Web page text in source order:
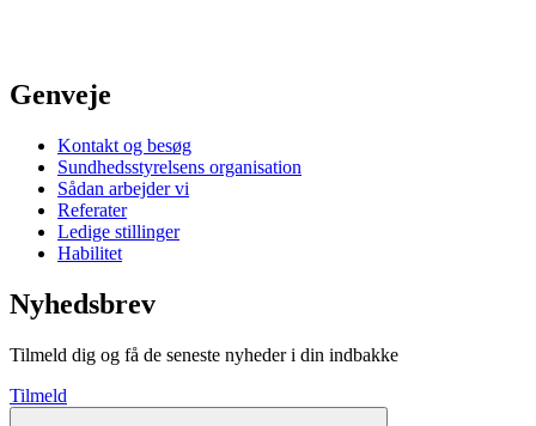
Genveje
Kontakt og besøg
Sundhedsstyrelsens organisation
Sådan arbejder vi
Referater
Ledige stillinger
Habilitet
Nyhedsbrev
Tilmeld dig og få de seneste nyheder i din indbakke
Tilmeld